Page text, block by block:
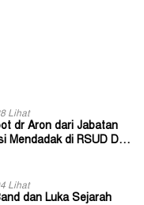
Lihat
dr Aron dari Jabatan
Mendadak di RSUD Dok
Lihat
dan Luka Sejarah